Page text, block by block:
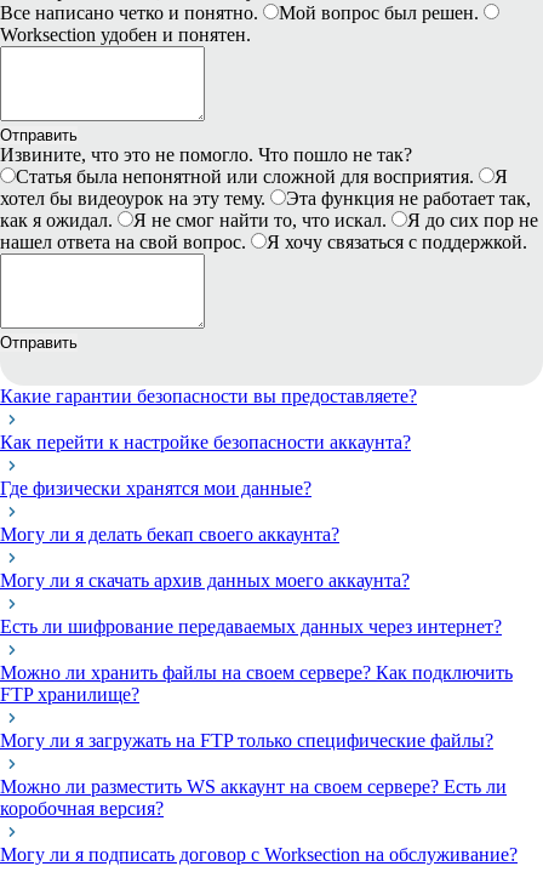
Все написано четко и понятно.
Мой вопрос был решен.
Worksection удобен и понятен.
Отправить
Извините, что это не помогло. Что пошло не так?
Статья была непонятной или сложной для восприятия.
Я
хотел бы видеоурок на эту тему.
Эта функция не работает так,
как я ожидал.
Я не смог найти то, что искал.
Я до сих пор не
нашел ответа на свой вопрос.
Я хочу связаться с поддержкой.
Отправить
Какие гарантии безопасности вы предоставляете?
Как перейти к настройке безопасности аккаунта?
Где физически хранятся мои данные?
Могу ли я делать бекап своего аккаунта?
Могу ли я скачать архив данных моего аккаунта?
Есть ли шифрование передаваемых данных через интернет?
Можно ли хранить файлы на своем сервере? Как подключить
FTP хранилище?
Могу ли я загружать на FTP только специфические файлы?
Можно ли разместить WS аккаунт на своем сервере? Есть ли
коробочная версия?
Могу ли я подписать договор с Worksection на обслуживание?